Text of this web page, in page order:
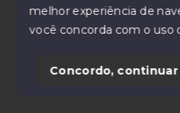
Olá!
© Copyright 2026 - Alpha
SITE PARA IMOBILIARIA
melhor experiência de
você concorda com o uso
Concordo, continuar